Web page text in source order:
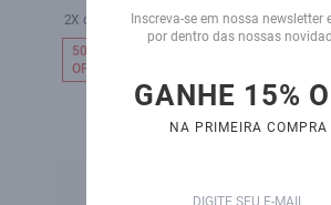
2X de R$ 119,50 sem juros 4X de
50%
OFF
Inscreva-se em nossa newsletter
por dentro das nossas
GANHE 15%
NA PRIMEIRA COMPRA